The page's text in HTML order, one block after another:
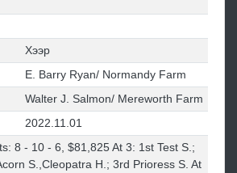
Хээр
E. Barry Ryan/ Normandy Farm
Walter J. Salmon/ Mereworth Farm
2022.11.01
8 - 10 - 6, $81,825 At 3: 1st Test S.;
S.,Cleopatra H.; 3rd Prioress S. At